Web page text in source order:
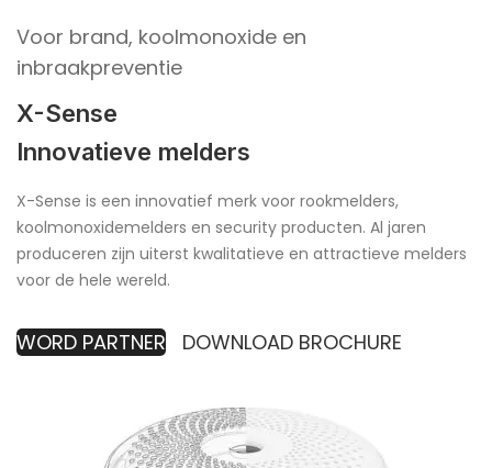
Voor brand, koolmonoxide en
inbraakpreventie
X-Sense
Innovatieve melders
X-Sense is een innovatief merk voor rookmelders,
koolmonoxidemelders en security producten. Al jaren
produceren zijn uiterst kwalitatieve en attractieve melders
voor de hele wereld.
WORD PARTNER DOWNLOAD BROCHURE